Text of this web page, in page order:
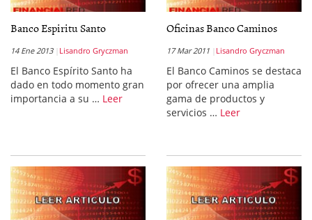
Banco Espiritu Santo
14 Ene 2013 Lisandro Gryczman
El Banco Espírito Santo ha
dado en todo momento gran
importancia a su … Leer
Oficinas Banco Caminos
17 Mar 2011 Lisandro Gryczman
El Banco Caminos se destaca
por ofrecer una amplia
gama de productos y
servicios … Leer